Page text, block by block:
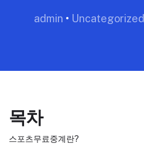
admin • Uncategorized
목차
스포츠무료중계란?